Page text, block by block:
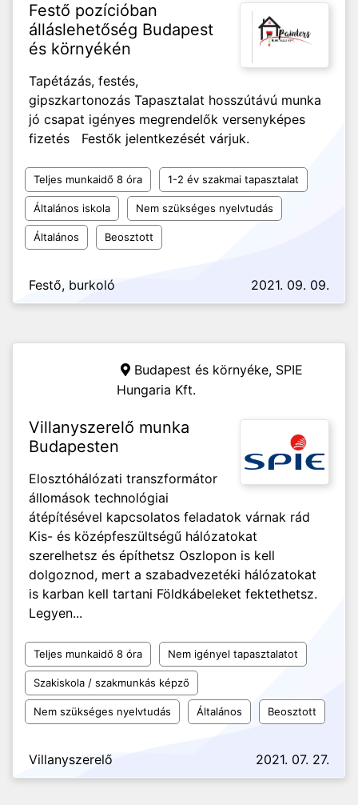
Festő pozícióban
álláslehetőség Budapest
és környékén
Tapétázás, festés,
gipszkartonozás Tapasztalat hosszútávú munka
jó csapat igényes megrendelők versenyképes
fizetés Festők jelentkezését várjuk.
Teljes munkaidő 8 óra 1-2 év szakmai tapasztalat
Általános iskola Nem szükséges nyelvtudás
Általános Beosztott
Festő, burkoló 2021. 09. 09.
Budapest és környéke, SPIE
Hungaria Kft.
Villanyszerelő munka
Budapesten
Elosztóhálózati transzformátor
állomások technológiai
átépítésével kapcsolatos feladatok várnak rád
Kis- és középfeszültségű hálózatokat
szerelhetsz és építhetsz Oszlopon is kell
dolgoznod, mert a szabadvezetéki hálózatokat
is karban kell tartani Földkábeleket fektethetsz.
Legyen...
Teljes munkaidő 8 óra Nem igényel tapasztalatot
Szakiskola / szakmunkás képző
Nem szükséges nyelvtudás Általános Beosztott
Villanyszerelő 2021. 07. 27.